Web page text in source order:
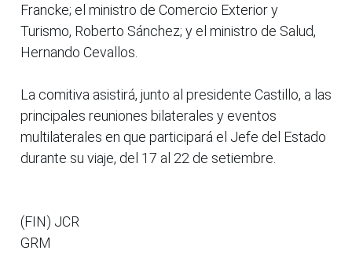
Francke; el ministro de Comercio Exterior y
Turismo, Roberto Sánchez; y el ministro de Salud,
Hernando Cevallos.
La comitiva asistirá, junto al presidente Castillo, a las
principales reuniones bilaterales y eventos
multilaterales en que participará el Jefe del Estado
durante su viaje, del 17 al 22 de setiembre.
(FIN) JCR
GRM